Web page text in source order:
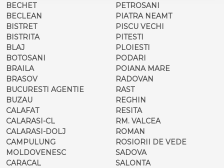
BECHET
BECLEAN
BISTRET
BISTRITA
BLAJ
BOTOSANI
BRAILA
BRASOV
BUCURESTI AGENTIE
BUZAU
CALAFAT
CALARASI-CL
CALARASI-DOLJ
CAMPULUNG
MOLDOVENESC
CARACAL
PETROSANI
PIATRA NEAMT
PISCU VECHI
PITESTI
PLOIESTI
PODARI
POIANA MARE
RADOVAN
RAST
REGHIN
RESITA
RM. VALCEA
ROMAN
ROSIORII DE VEDE
SADOVA
SALONTA